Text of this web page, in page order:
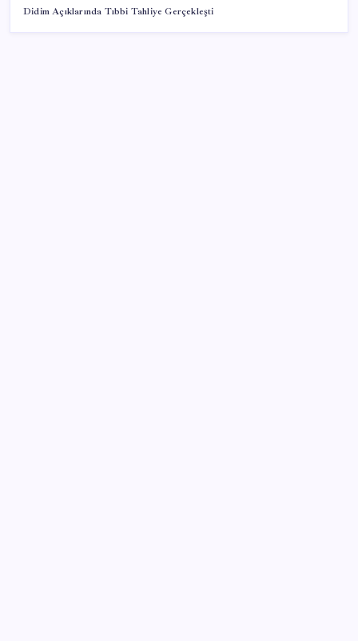
Didim Açıklarında Tıbbi Tahliye Gerçekleşti